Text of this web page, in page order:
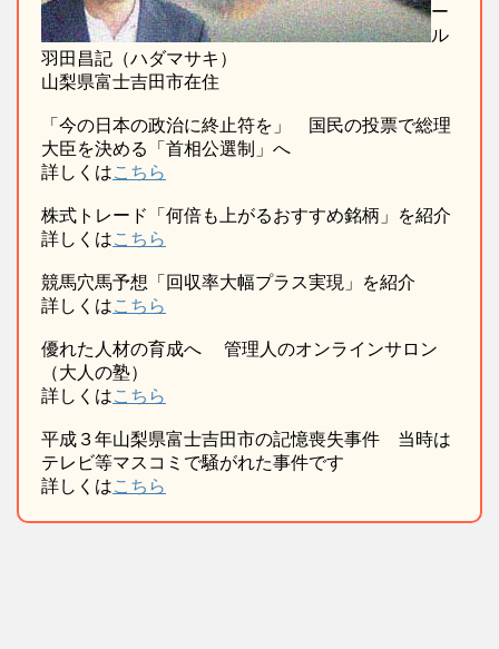
ー
ル
羽田昌記（ハダマサキ）
山梨県富士吉田市在住
「今の日本の政治に終止符を」 国民の投票で総理
大臣を決める「首相公選制」へ
詳しくはこちら
株式トレード「何倍も上がるおすすめ銘柄」を紹介
詳しくはこちら
競馬穴馬予想「回収率大幅プラス実現」を紹介
詳しくはこちら
優れた人材の育成へ 管理人のオンラインサロン
（大人の塾）
詳しくはこちら
平成３年山梨県富士吉田市の記憶喪失事件 当時は
テレビ等マスコミで騒がれた事件です
詳しくはこちら